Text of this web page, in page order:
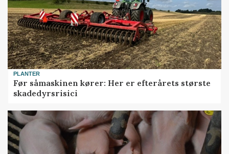
PLANTER
Før såmaskinen kører: Her er efterårets største
skadedyrsrisici